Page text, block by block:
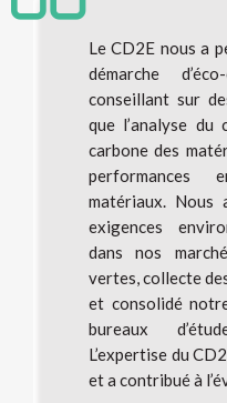
Le CD2E nous a
démarche
conseillant sur
que l’analyse du
carbone des
performances
matériaux. Nous
exigences
dans nos
vertes, collecte
et consolidé
bureaux
L’expertise du
et a contribué à